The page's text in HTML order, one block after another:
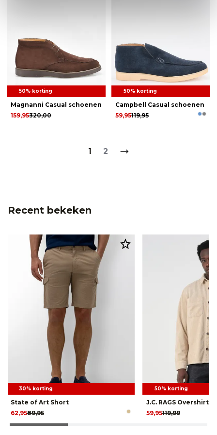
50% korting
Magnanni Casual schoenen
320,00
159,95
50% korting
Campbell Casual schoenen
119,95
59,95
1 2
Recent bekeken
30% korting
State of Art Short
89,95
62,95
50% korting
J.C. RAGS Overshirt
119,99
59,95